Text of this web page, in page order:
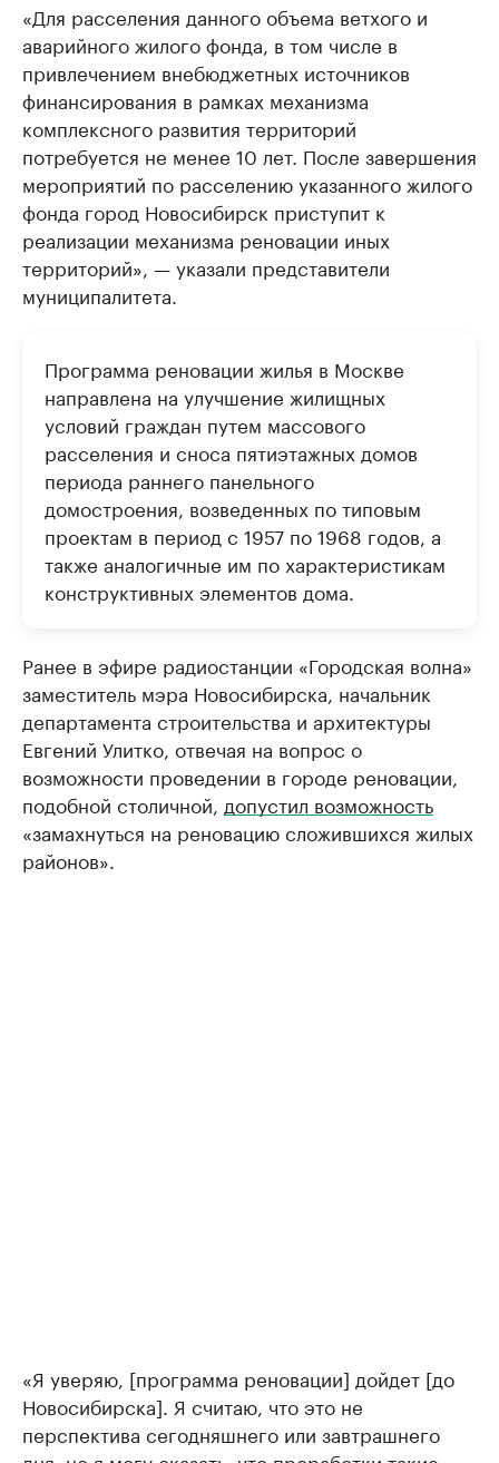
«Для расселения данного объема ветхого и
аварийного жилого фонда, в том числе в
привлечением внебюджетных источников
финансирования в рамках механизма
комплексного развития территорий
потребуется не менее 10 лет. После завершения
мероприятий по расселению указанного жилого
фонда город Новосибирск приступит к
реализации механизма реновации иных
территорий», — указали представители
муниципалитета.
Программа реновации жилья в Москве
направлена на улучшение жилищных
условий граждан путем массового
расселения и сноса пятиэтажных домов
периода раннего панельного
домостроения, возведенных по типовым
проектам в период с 1957 по 1968 годов, а
также аналогичные им по характеристикам
конструктивных элементов дома.
Ранее в эфире радиостанции «Городская волна»
заместитель мэра Новосибирска, начальник
департамента строительства и архитектуры
Евгений Улитко, отвечая на вопрос о
возможности проведении в городе реновации,
подобной столичной, допустил возможность
«замахнуться на реновацию сложившихся жилых
районов».
«Я уверяю, [программа реновации] дойдет [до
Новосибирска]. Я считаю, что это не
перспектива сегодняшнего или завтрашнего